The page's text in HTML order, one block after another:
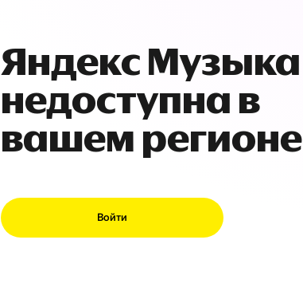
Яндекс Музыка
недоступна в
вашем регионе
Войти